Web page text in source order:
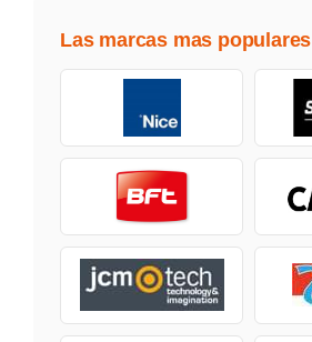
Las marcas mas populares